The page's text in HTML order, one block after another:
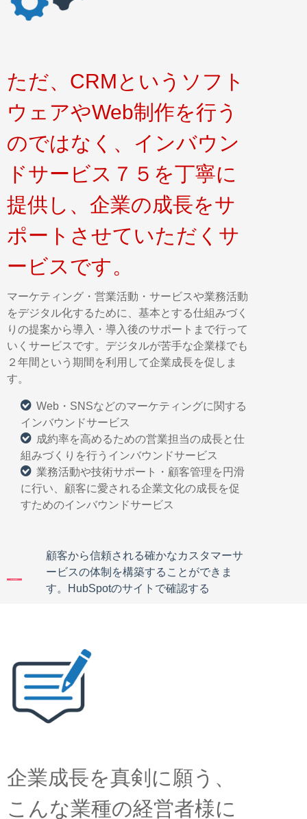
ただ、CRMというソフト
ウェアやWeb制作を行う
のではなく、インバウン
ドサービス７５を丁寧に
提供し、企業の成長をサ
ポートさせていただくサ
ービスです。
マーケティング・営業活動・サービスや業務活動
をデジタル化するために、基本とする仕組みづく
りの提案から導入・導入後のサポートまで行って
いくサービスです。デジタルが苦手な企業様でも
２年間という期間を利用して企業成長を促しま
す。
Web・SNSなどのマーケティングに関する
インバウンドサービス
成約率を高めるための営業担当の成長と仕
組みづくりを行うインバウンドサービス
業務活動や技術サポート・顧客管理を円滑
に行い、顧客に愛される企業文化の成長を促
すためのインバウンドサービス
顧客から信頼される確かなカスタマーサ
ービスの体制を構築することができま
す。HubSpotのサイトで確認する
企業成長を真剣に願う、
こんな業種の経営者様に